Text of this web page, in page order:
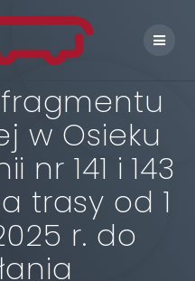
w Osieku
nr 141 i 143
trasy od 1
r. do